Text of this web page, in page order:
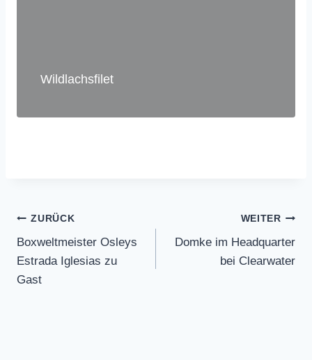
Wildlachsfilet
Beitragsnavigation
ZURÜCK
Boxweltmeister Osleys
Estrada Iglesias zu
Gast
WEITER
Domke im Headquarter
bei Clearwater